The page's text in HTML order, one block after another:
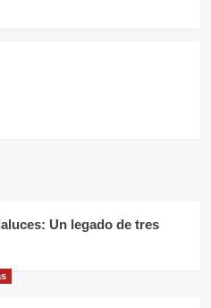
Un legado de tres